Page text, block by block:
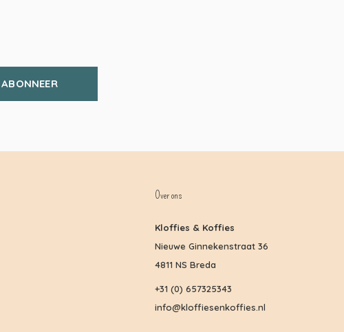
ABONNEER
Over ons
Kloffies & Koffies
Nieuwe Ginnekenstraat 36
4811 NS Breda
+31 (0) 657325343
info@kloffiesenkoffies.nl